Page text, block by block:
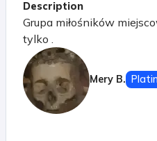
Description
Grupa miłośników
tylko .
Mery B.